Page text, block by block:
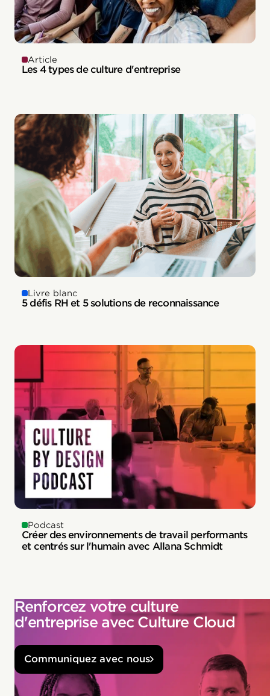
Article
Les 4 types de culture d'entreprise
Livre blanc
5 défis RH et 5 solutions de reconnaissance
Podcast
Créer des environnements de travail performants
et centrés sur l'humain avec Allana Schmidt
Renforcez votre culture
d'entreprise avec Culture Cloud
Communiquez avec nous